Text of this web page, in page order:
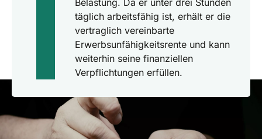
täglich arbeitsfähig ist, erhält er die
vertraglich vereinbarte
Erwerbsunfähigkeitsrente und kann
weiterhin seine finanziellen
Verpflichtungen erfüllen.